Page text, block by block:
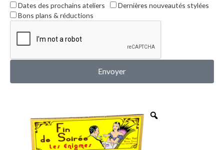
Dates des prochains ateliers
Dernières nouveautés stylées
Bons plans & réductions
Envoyer